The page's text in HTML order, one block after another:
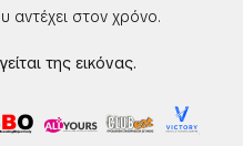
αντέχει στον χρόνο.
της εικόνας.